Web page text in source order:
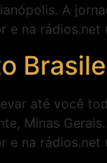
A
e na
até você
Minas
e na